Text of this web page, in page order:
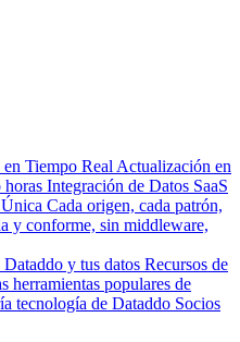
Tiempo Real Actualización en
horas Integración de Datos SaaS
Cada origen, cada patrón,
y conforme, sin middleware,
y tus datos Recursos de
herramientas populares de
tecnología de Dataddo Socios